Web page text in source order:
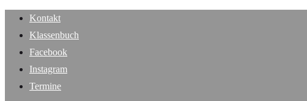
Kontakt
Klassenbuch
Facebook
Instagram
Termine